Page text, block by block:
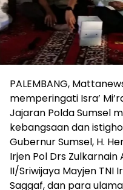
PALEMBANG,
memperingati Isra’
Jajaran Polda Sumsel
kebangsaan dan
Gubernur Sumsel, H.
Irjen Pol Drs
II/Sriwijaya Mayjen TNI
Saggaf, dan para